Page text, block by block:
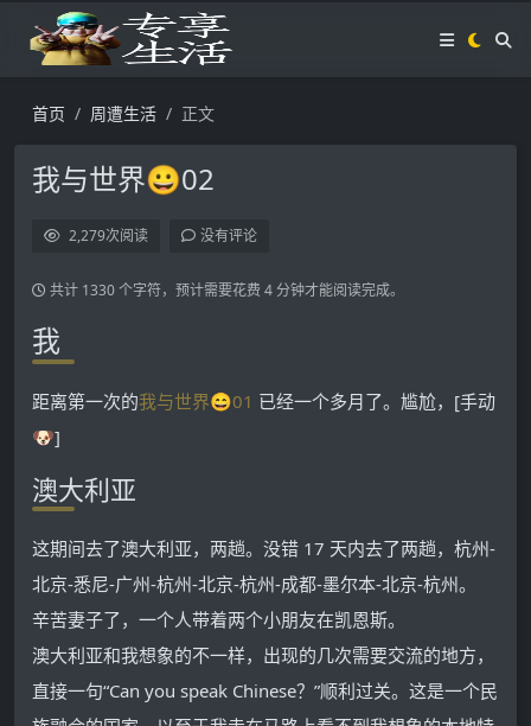
首页 周遭生活 正文
我与世界😀02
2,279次阅读 没有评论
共计 1330 个字符，预计需要花费 4 分钟才能阅读完成。
我
距离第一次的我与世界😄01 已经一个多月了。尴尬，[手动
🐶]
澳大利亚
这期间去了澳大利亚，两趟。没错 17 天内去了两趟，杭州-
北京-悉尼-广州-杭州-北京-杭州-成都-墨尔本-北京-杭州。
辛苦妻子了，一个人带着两个小朋友在凯恩斯。
澳大利亚和我想象的不一样，出现的几次需要交流的地方，
直接一句“Can you speak Chinese？”顺利过关。这是一个民